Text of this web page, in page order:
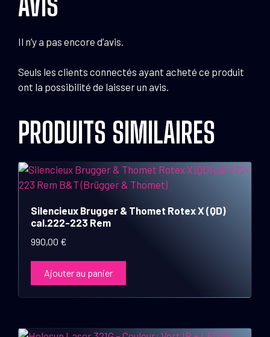
Il n’y a pas encore d’avis.
Seuls les clients connectés ayant acheté ce produit
ont la possibilité de laisser un avis.
PRODUITS SIMILAIRES
Silencieux Brugger & Thomet Rotex X (QD)
cal.222-223 Rem
990,00 €
Ajouter au panier